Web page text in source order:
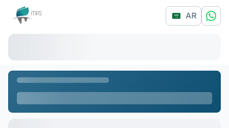
Logo AR
Page loading